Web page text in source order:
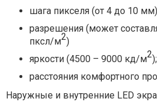
шага пикселя (от 4 до 10
разрешения (может
пксл/м2)
яркости (4500 – 9000 кд/м2);
расстояния комфортного
Наружные и внутренние LED